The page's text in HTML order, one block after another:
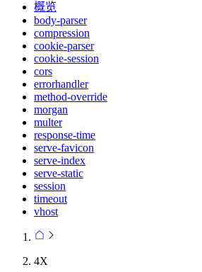
概览
body-parser
compression
cookie-parser
cookie-session
cors
errorhandler
method-override
morgan
multer
response-time
serve-favicon
serve-index
serve-static
session
timeout
vhost
4X